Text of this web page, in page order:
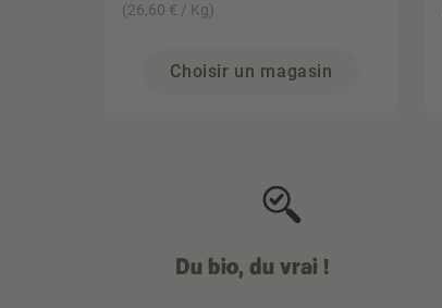
(26,60 € / Kg)
Choisir un magasin
Du bio, du vrai !